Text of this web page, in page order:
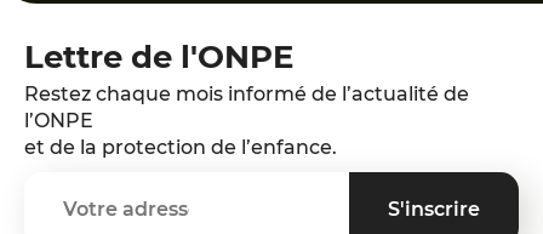
Lettre de l'ONPE
Restez chaque mois informé de l’actualité de
l’ONPE
et de la protection de l’enfance.